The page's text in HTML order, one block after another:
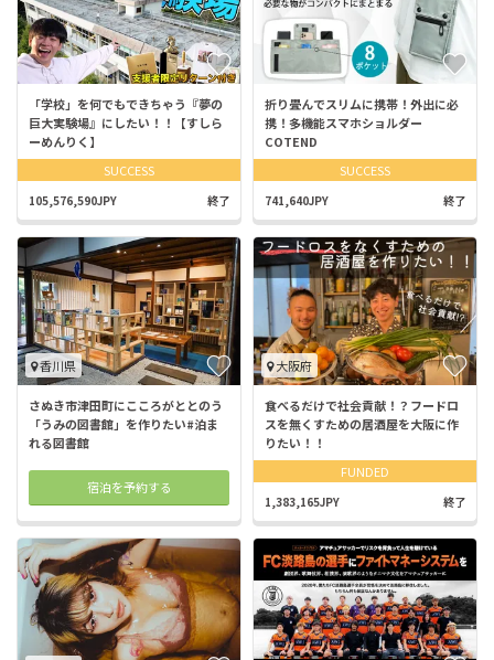
「学校」を何でもできちゃう『夢の
巨大実験場』にしたい！！【すしら
ーめんりく】
SUCCESS
105,576,590JPY 終了
折り畳んでスリムに携帯！外出に必
携！多機能スマホショルダー
COTEND
SUCCESS
741,640JPY 終了
香川県
さぬき市津田町にこころがととのう
「うみの図書館」を作りたい#泊ま
れる図書館
宿泊を予約する
大阪府
食べるだけで社会貢献！？フードロ
スを無くすための居酒屋を大阪に作
りたい！！
FUNDED
1,383,165JPY 終了